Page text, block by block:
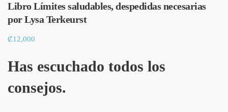
Libro Límites saludables, despedidas necesarias
por Lysa Terkeurst
₡12,000
Has escuchado todos los
consejos.